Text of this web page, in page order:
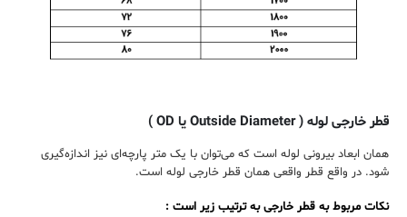
قطر خارجی لوله ( Outside Diameter یا OD )
همان ابعاد بیرونی لوله است که می‌توان با یک متر پارچه‌ای نیز اندازه‌گیری
شود. در واقع قطر واقعی همان قطر خارجی لوله است.
نکات مربوط به قطر خارجی به ترتیب زیر است :